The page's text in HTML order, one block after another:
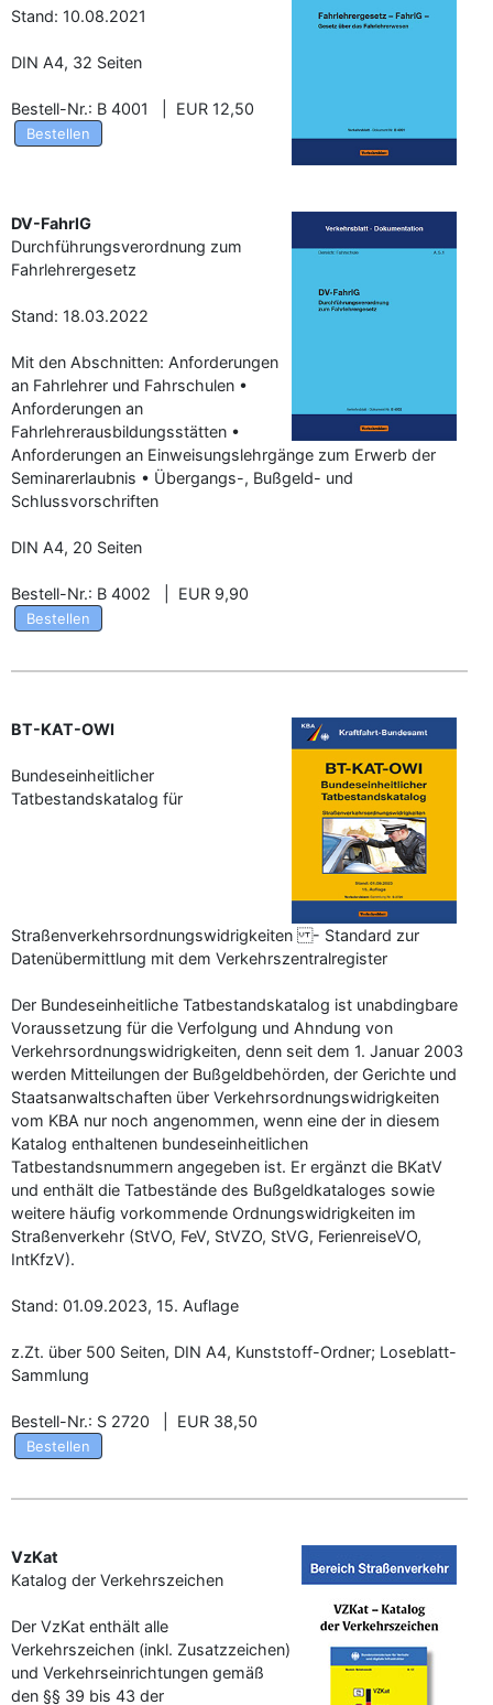
Stand: 10.08.2021
DIN A4, 32 Seiten
Bestell-Nr.: B 4001 | EUR 12,50
Bestellen
DV-FahrlG
Durchführungsverordnung zum
Fahrlehrergesetz
Stand: 18.03.2022
Mit den Abschnitten: Anforderungen
an Fahrlehrer und Fahrschulen •
Anforderungen an
Fahrlehrerausbildungsstätten •
Anforderungen an Einweisungslehrgänge zum Erwerb der
Seminarerlaubnis • Übergangs-, Bußgeld- und
Schlussvorschriften
DIN A4, 20 Seiten
Bestell-Nr.: B 4002 | EUR 9,90
Bestellen
BT-KAT-OWI
Bundeseinheitlicher
Tatbestandskatalog für
Straßenverkehrsordnungswidrigkeiten - Standard zur
Datenübermittlung mit dem Verkehrszentralregister
Der Bundeseinheitliche Tatbestandskatalog ist unabdingbare
Voraussetzung für die Verfolgung und Ahndung von
Verkehrsordnungswidrigkeiten, denn seit dem 1. Januar 2003
werden Mitteilungen der Bußgeldbehörden, der Gerichte und
Staatsanwaltschaften über Verkehrsordnungswidrigkeiten
vom KBA nur noch angenommen, wenn eine der in diesem
Katalog enthaltenen bundeseinheitlichen
Tatbestandsnummern angegeben ist. Er ergänzt die BKatV
und enthält die Tatbestände des Bußgeldkataloges sowie
weitere häufig vorkommende Ordnungswidrigkeiten im
Straßenverkehr (StVO, FeV, StVZO, StVG, FerienreiseVO,
IntKfzV).
Stand: 01.09.2023, 15. Auflage
z.Zt. über 500 Seiten, DIN A4, Kunststoff-Ordner; Loseblatt-
Sammlung
Bestell-Nr.: S 2720 | EUR 38,50
Bestellen
VzKat
Katalog der Verkehrszeichen
Der VzKat enthält alle
Verkehrszeichen (inkl. Zusatzzeichen)
und Verkehrseinrichtungen gemäß
den §§ 39 bis 43 der